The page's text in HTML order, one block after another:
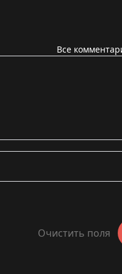
Все
Очистить поля